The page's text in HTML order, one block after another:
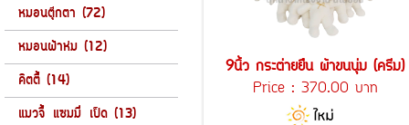
หมอนตุ๊กตา (72)
หมอนผ้าห่ม (12)
คิตตี้ (14)
แมวจี้ แซมมี่ เป็ด (13)
9นิ้ว กระต่ายยืน ผ้าขนนุ่ม (ครีม)
Price : 370.00 บาท